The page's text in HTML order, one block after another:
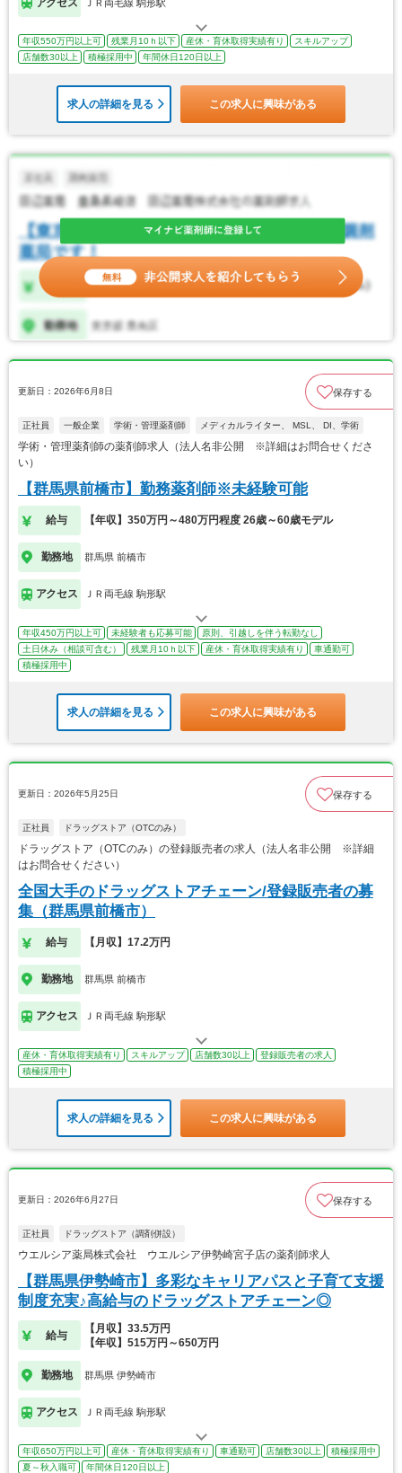
ＪＲ両毛線 駒形駅
年収550万円以上可 残業月10ｈ以下 産休・育休取得実績有り
スキルアップ
店舗数30以上
積極採用中 年間休日120日以上
求人の詳細を見る この求人に興味がある
更新日：2026年6月8日 保存する
正社員 一般企業 学術・管理薬剤師 メディカルライター、 MSL、 DI、学術
学術・管理薬剤師の薬剤師求人（法人名非公開 ※詳細はお問合せくださ
い）
【群馬県前橋市】勤務薬剤師※未経験可能
給与 【年収】350万円～480万円程度 26歳～60歳モデル
勤務地 群馬県 前橋市
アクセス ＪＲ両毛線 駒形駅
年収450万円以上可 未経験者も応募可能
原則、引越しを伴う転勤なし
土日休み（相談可含む）
残業月10ｈ以下 産休・育休取得実績有り
車通勤可
積極採用中
求人の詳細を見る この求人に興味がある
更新日：2026年5月25日 保存する
正社員 ドラッグストア（OTCのみ）
ドラッグストア（OTCのみ）の登録販売者の求人（法人名非公開 ※詳細
はお問合せください）
全国大手のドラッグストアチェーン/登録販売者の募
集（群馬県前橋市）
給与 【月収】17.2万円
勤務地 群馬県 前橋市
アクセス ＪＲ両毛線 駒形駅
産休・育休取得実績有り スキルアップ 店舗数30以上
登録販売者の求人
積極採用中
求人の詳細を見る この求人に興味がある
更新日：2026年6月27日 保存する
正社員 ドラッグストア（調剤併設）
ウエルシア薬局株式会社 ウエルシア伊勢崎宮子店の薬剤師求人
【群馬県伊勢崎市】多彩なキャリアパスと子育て支援
制度充実♪高給与のドラッグストアチェーン◎
給与
【月収】33.5万円
【年収】515万円～650万円
勤務地 群馬県 伊勢崎市
アクセス ＪＲ両毛線 駒形駅
年収650万円以上可 産休・育休取得実績有り 車通勤可 店舗数30以上
積極採用中
夏～秋入職可
年間休日120日以上